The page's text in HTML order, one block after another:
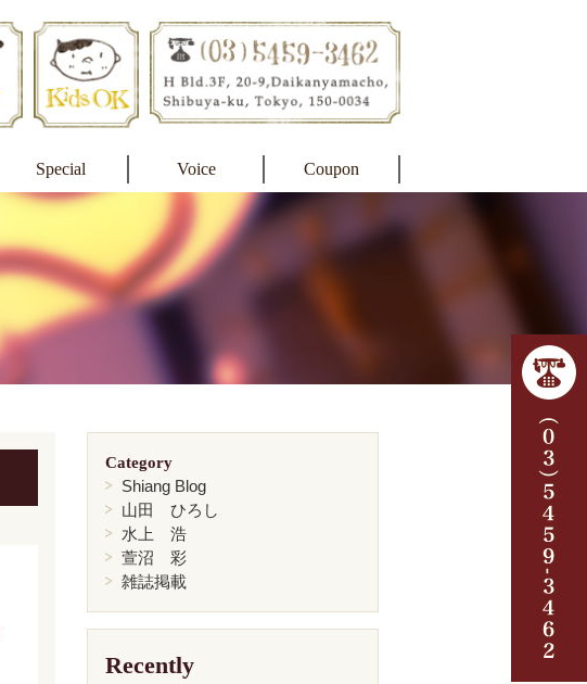
Special Voice Coupon
Category
Shiang Blog
山田 ひろし
水上 浩
萱沼 彩
雑誌掲載
Recently